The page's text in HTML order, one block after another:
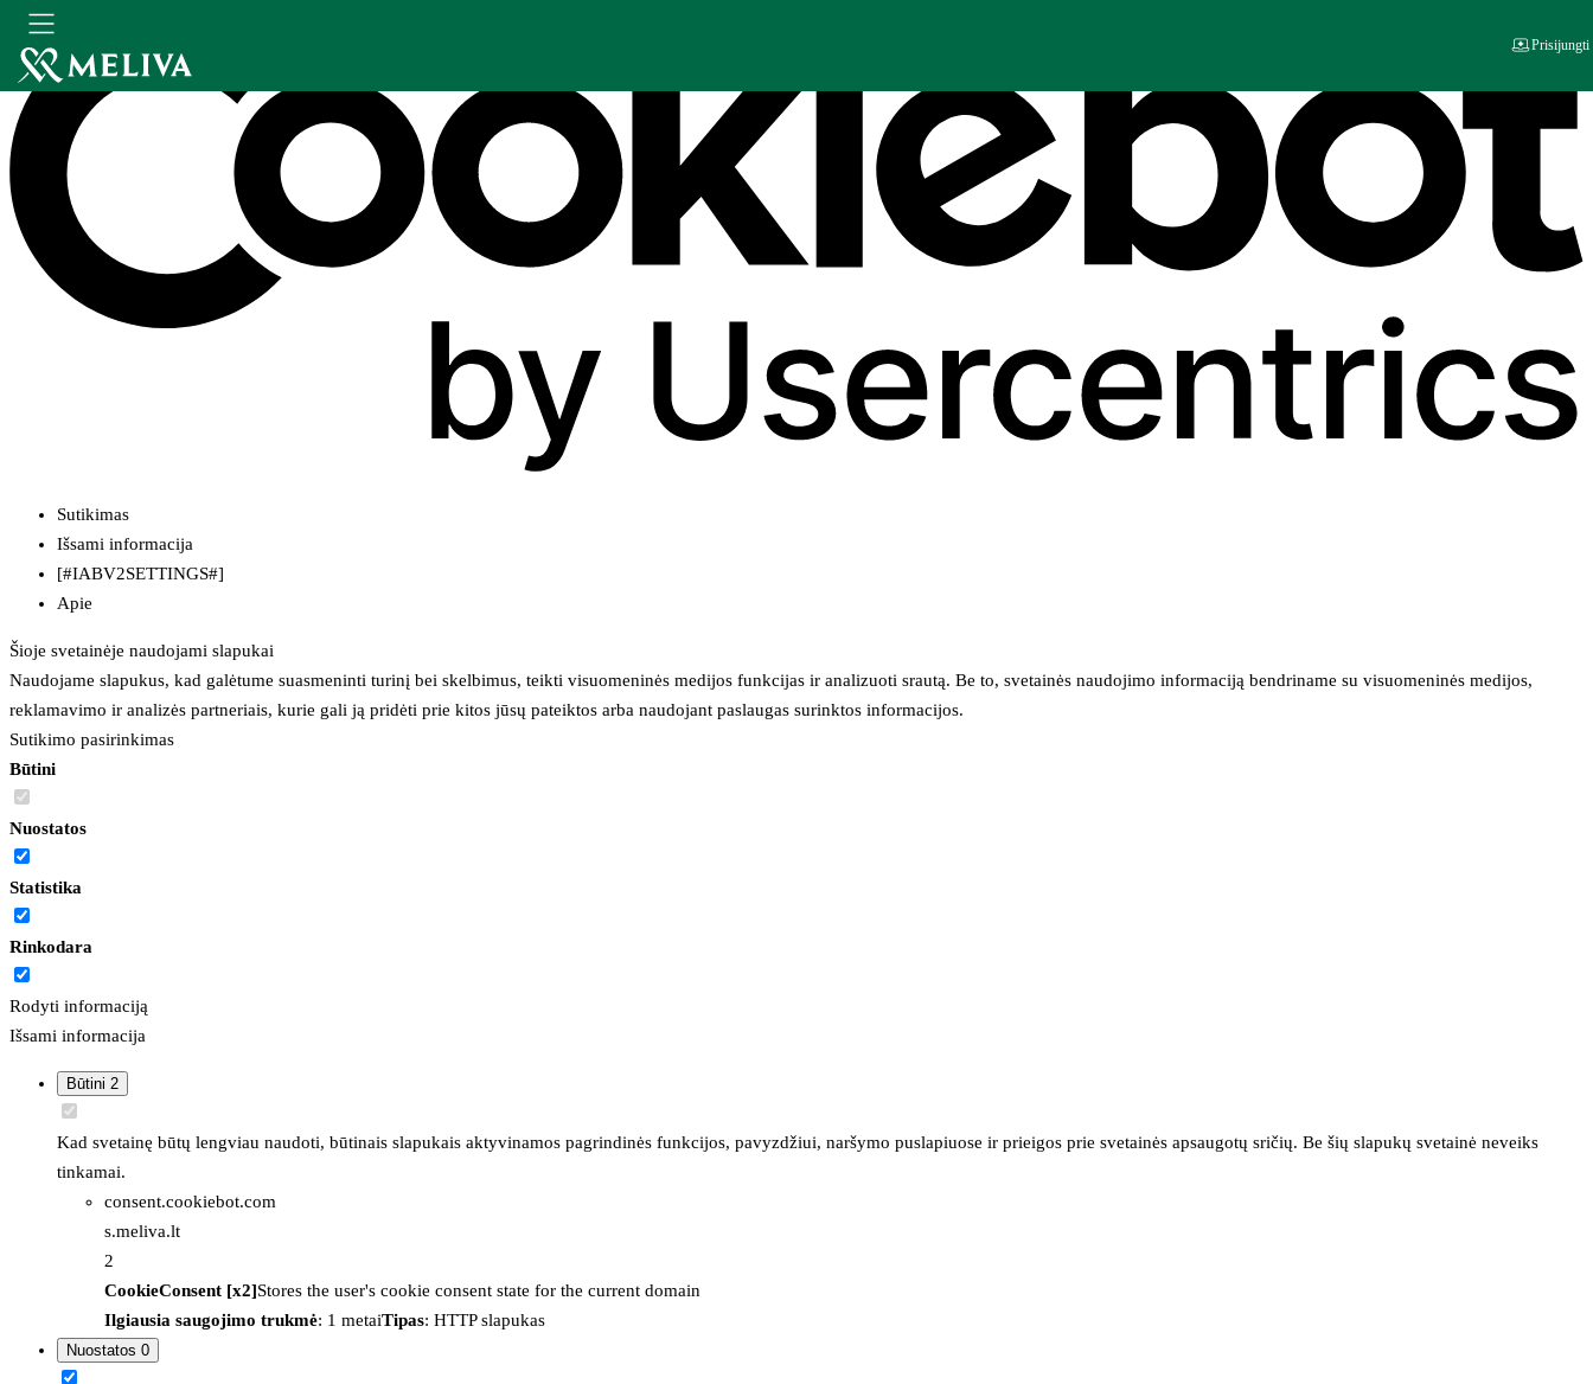
Sutikimas
Išsami informacija
[#IABV2SETTINGS#]
Apie
Šioje svetainėje naudojami slapukai
Naudojame slapukus, kad galėtume suasmeninti turinį bei skelbimus, teikti visuomeninės medijos funkcijas ir analizuoti srautą. Be to, svetainės naudojimo informaciją bendriname su visuomeninės medijos,
reklamavimo ir analizės partneriais, kurie gali ją pridėti prie kitos jūsų pateiktos arba naudojant paslaugas surinktos informacijos.
Sutikimo pasirinkimas
Būtini
Nuostatos
Statistika
Rinkodara
Rodyti informaciją
Išsami informacija
Būtini 2
Kad svetainę būtų lengviau naudoti, būtinais slapukais aktyvinamos pagrindinės funkcijos, pavyzdžiui, naršymo puslapiuose ir prieigos prie svetainės apsaugotų sričių. Be šių slapukų svetainė neveiks
tinkamai.
consent.cookiebot.com
s.meliva.lt
2
CookieConsent [x2]Stores the user's cookie consent state for the current domain
Ilgiausia saugojimo trukmė: 1 metaiTipas: HTTP slapukas
Nuostatos 0
Prisijungti